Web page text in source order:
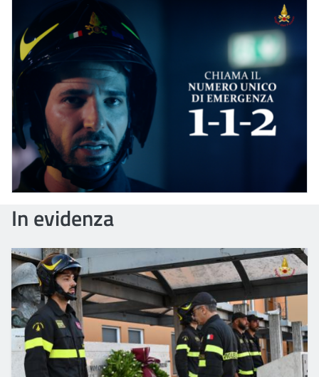
In evidenza